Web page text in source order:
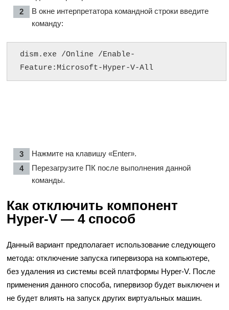
В окне интерпретатора командной строки введите
команду:
dism.exe /Online /Enable-
Feature:Microsoft-Hyper-V-All
Нажмите на клавишу «Enter».
Перезагрузите ПК после выполнения данной
команды.
Как отключить компонент
Hyper-V — 4 способ
Данный вариант предполагает использование следующего
метода: отключение запуска гипервизора на компьютере,
без удаления из системы всей платформы Hyper-V. После
применения данного способа, гипервизор будет выключен и
не будет влиять на запуск других виртуальных машин.